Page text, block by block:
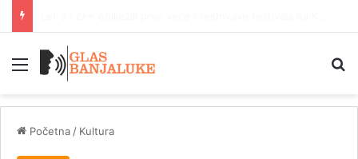
Meni
Početna / Kultura